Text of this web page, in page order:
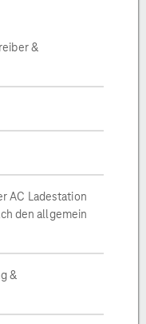
&
AC Ladestation
den allgemein
&